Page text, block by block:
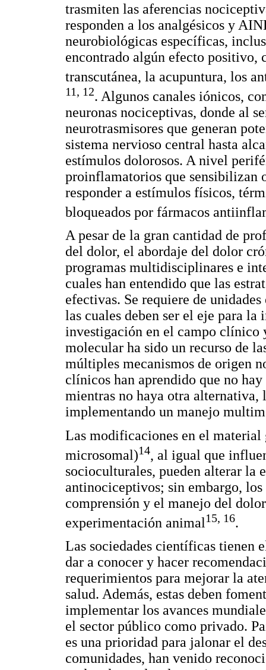
trasmiten las aferencias
responden a los analgésicos y
neurobiológicas específicas,
encontrado algún efecto
transcutánea, la acupuntura, los
11, 12. Algunos canales iónicos,
neuronas nociceptivas, donde al
neurotrasmisores que generan
sistema nervioso central hasta
estímulos dolorosos. A nivel
proinflamatorios que sensibilizan
responder a estímulos físicos,
bloqueados por fármacos
A pesar de la gran cantidad de
del dolor, el abordaje del dolor
programas multidisciplinares e
cuales han entendido que las
efectivas. Se requiere de
las cuales deben ser el eje para
investigación en el campo clínico
molecular ha sido un recurso de
múltiples mecanismos de origen
clínicos han aprendido que no
mientras no haya otra alternativa,
implementando un manejo
Las modificaciones en el
microsomal)14, al igual que
socioculturales, pueden alterar la
antinociceptivos; sin embargo,
comprensión y el manejo del
experimentación animal15, 16.
Las sociedades científicas tienen
dar a conocer y hacer
requerimientos para mejorar la
salud. Además, estas deben
implementar los avances
el sector público como privado.
es una prioridad para jalonar el
comunidades, han venido